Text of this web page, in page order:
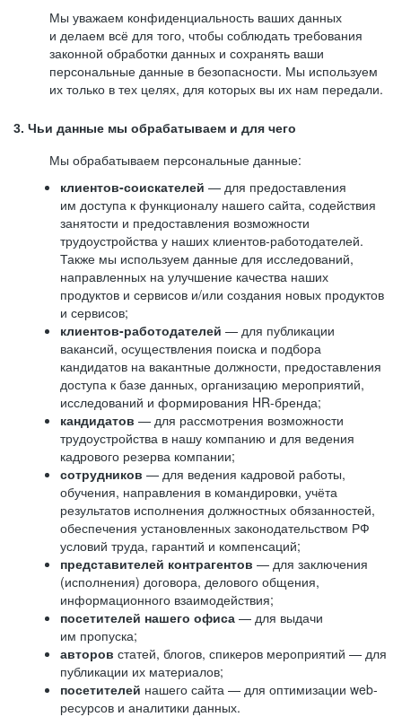
Мы уважаем конфиденциальность ваших данных
и делаем всё для того, чтобы соблюдать требования
законной обработки данных и сохранять ваши
персональные данные в безопасности. Мы используем
их только в тех целях, для которых вы их нам передали.
3. Чьи данные мы обрабатываем и для чего
Мы обрабатываем персональные данные:
клиентов-соискателей — для предоставления
им доступа к функционалу нашего сайта, содействия
занятости и предоставления возможности
трудоустройства у наших клиентов-работодателей.
Также мы используем данные для исследований,
направленных на улучшение качества наших
продуктов и сервисов и/или создания новых продуктов
и сервисов;
клиентов-работодателей — для публикации
вакансий, осуществления поиска и подбора
кандидатов на вакантные должности, предоставления
доступа к базе данных, организацию мероприятий,
исследований и формирования HR-бренда;
кандидатов — для рассмотрения возможности
трудоустройства в нашу компанию и для ведения
кадрового резерва компании;
сотрудников — для ведения кадровой работы,
обучения, направления в командировки, учёта
результатов исполнения должностных обязанностей,
обеспечения установленных законодательством РФ
условий труда, гарантий и компенсаций;
представителей контрагентов — для заключения
(исполнения) договора, делового общения,
информационного взаимодействия;
посетителей нашего офиса — для выдачи
им пропуска;
авторов статей, блогов, спикеров мероприятий — для
публикации их материалов;
посетителей нашего сайта — для оптимизации web-
ресурсов и аналитики данных.